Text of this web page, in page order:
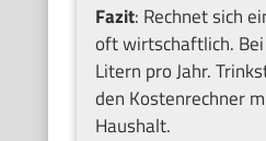
Fazit: Rechnet sich
oft wirtschaftlich.
Litern pro Jahr.
den Kostenrechner
Haushalt.